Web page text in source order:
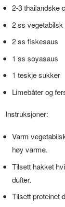
2-3 thailandske
2 ss vegetabilsk
2 ss fiskesaus
1 ss soyasaus
1 teskje sukker
Limebåter og
Instruksjoner:
Varm
høy varme.
Tilsett hakket
dufter.
Tilsett proteinet